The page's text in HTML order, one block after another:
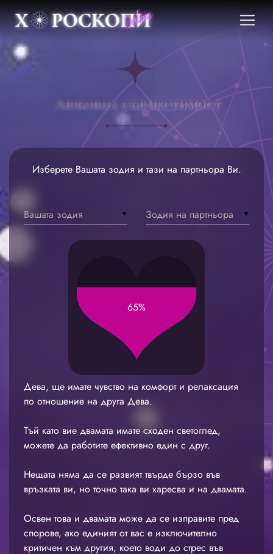
Любовна съвместимост
Изберете Вашата зодия и тази на партньора Ви.
▼
Вашата зодия ▼
Зодия на партньора
65%
Дева, ще имате чувство на комфорт и релаксация
по отношение на друга Дева.
Тъй като вие двамата имате сходен светоглед,
можете да работите ефективно един с друг.
Нещата няма да се развият твърде бързо във
връзката ви, но точно така ви харесва и на двамата.
Освен това и двамата може да се изправите пред
спорове, ако единият от вас е изключително
критичен към другия, което води до стрес във